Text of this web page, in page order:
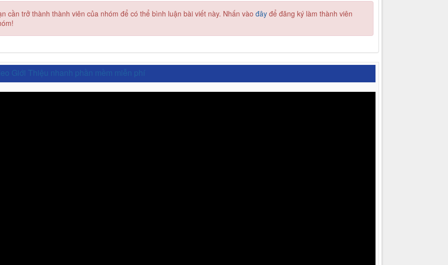
cần trở thành thành viên của nhóm để có thể bình luận bài viết này. Nhấn vào đâyđể đăng ký làm thành viên
Giới Thiệu nhanh phần mềm miễn phí